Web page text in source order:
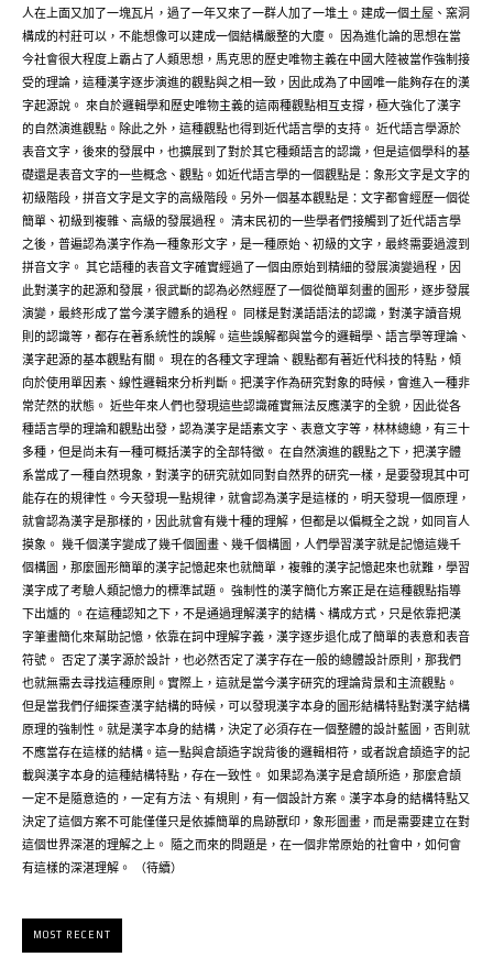
人在上面又加了一塊瓦片，過了一年又來了一群人加了一堆土。建成一個土屋、窯洞
構成的村莊可以，不能想像可以建成一個結構嚴整的大廈。 因為進化論的思想在當
今社會很大程度上霸占了人類思想，馬克思的歷史唯物主義在中國大陸被當作強制接
受的理論，這種漢字逐步演進的觀點與之相一致，因此成為了中國唯一能夠存在的漢
字起源說。 來自於邏輯學和歷史唯物主義的這兩種觀點相互支撐，極大強化了漢字
的自然演進觀點。除此之外，這種觀點也得到近代語言學的支持。 近代語言學源於
表音文字，後來的發展中，也擴展到了對於其它種類語言的認識，但是這個學科的基
礎還是表音文字的一些概念、觀點。如近代語言學的一個觀點是：象形文字是文字的
初級階段，拼音文字是文字的高級階段。另外一個基本觀點是：文字都會經歷一個從
簡單、初級到複雜、高級的發展過程。 清末民初的一些學者們接觸到了近代語言學
之後，普遍認為漢字作為一種象形文字，是一種原始、初級的文字，最終需要過渡到
拼音文字。 其它語種的表音文字確實經過了一個由原始到精細的發展演變過程，因
此對漢字的起源和發展，很武斷的認為必然經歷了一個從簡單刻畫的圖形，逐步發展
演變，最終形成了當今漢字體系的過程。 同樣是對漢語語法的認識，對漢字讀音規
則的認識等，都存在著系統性的誤解。這些誤解都與當今的邏輯學、語言學等理論、
漢字起源的基本觀點有關。 現在的各種文字理論、觀點都有著近代科技的特點，傾
向於使用單因素、線性邏輯來分析判斷。把漢字作為研究對象的時候，會進入一種非
常茫然的狀態。 近些年來人們也發現這些認識確實無法反應漢字的全貌，因此從各
種語言學的理論和觀點出發，認為漢字是語素文字、表意文字等，林林總總，有三十
多種，但是尚未有一種可概括漢字的全部特徵。 在自然演進的觀點之下，把漢字體
系當成了一種自然現象，對漢字的研究就如同對自然界的研究一樣，是要發現其中可
能存在的規律性。今天發現一點規律，就會認為漢字是這樣的，明天發現一個原理，
就會認為漢字是那樣的，因此就會有幾十種的理解，但都是以偏概全之說，如同盲人
摸象。 幾千個漢字變成了幾千個圖畫、幾千個構圖，人們學習漢字就是記憶這幾千
個構圖，那麼圖形簡單的漢字記憶起來也就簡單，複雜的漢字記憶起來也就難，學習
漢字成了考驗人類記憶力的標準試題。 強制性的漢字簡化方案正是在這種觀點指導
下出爐的 。在這種認知之下，不是通過理解漢字的結構、構成方式，只是依靠把漢
字筆畫簡化來幫助記憶，依靠在詞中理解字義，漢字逐步退化成了簡單的表意和表音
符號。 否定了漢字源於設計，也必然否定了漢字存在一般的總體設計原則，那我們
也就無需去尋找這種原則。實際上，這就是當今漢字研究的理論背景和主流觀點。
但是當我們仔細探查漢字結構的時候，可以發現漢字本身的圖形結構特點對漢字結構
原理的強制性。就是漢字本身的結構，決定了必須存在一個整體的設計藍圖，否則就
不應當存在這樣的結構。這一點與倉頡造字說背後的邏輯相符，或者說倉頡造字的記
載與漢字本身的這種結構特點，存在一致性。 如果認為漢字是倉頡所造，那麼倉頡
一定不是隨意造的，一定有方法、有規則，有一個設計方案。漢字本身的結構特點又
決定了這個方案不可能僅僅只是依據簡單的鳥跡獸印，象形圖畫，而是需要建立在對
這個世界深湛的理解之上。 隨之而來的問題是，在一個非常原始的社會中，如何會
有這樣的深湛理解。 （待續）
MOST RECENT